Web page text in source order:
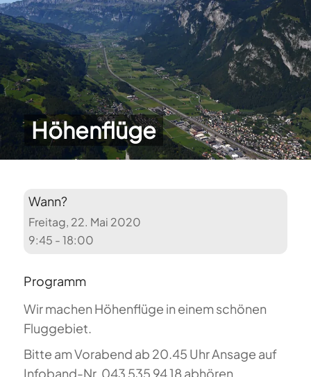
Höhenflüge
Wann?
Freitag, 22. Mai 2020
9:45 - 18:00
Programm
Wir machen Höhenflüge in einem schönen
Fluggebiet.
Bitte am Vorabend ab 20.45 Uhr Ansage auf
Infoband-Nr. 043 535 94 18 abhören.